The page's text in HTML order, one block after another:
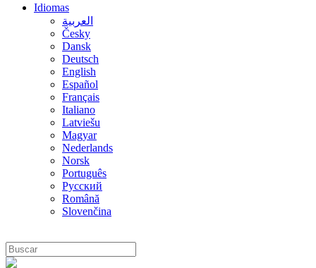
Idiomas
العربية
Česky
Dansk
Deutsch
English
Español
Français
Italiano
Latviešu
Magyar
Nederlands
Norsk
Português
Русский
Română
Slovenčina